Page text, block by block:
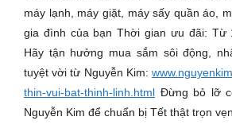
máy lạnh, máy giặt, máy sấy quần áo,
gia đình của bạn Thời gian ưu đãi: Từ
Hãy tận hưởng mua sắm sôi động,
tuyệt vời từ Nguyễn Kim:
thin-vui-bat-thinh-linh.html Đừng bỏ lỡ
Nguyễn Kim để chuẩn bị Tết thật trọn